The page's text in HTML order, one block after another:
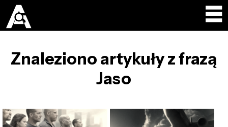
Znaleziono artykuły z frazą
Jaso